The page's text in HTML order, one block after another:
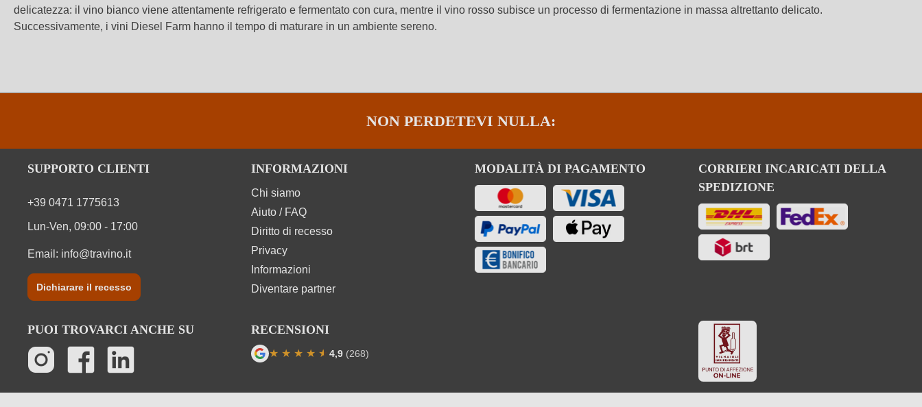
delicatezza: il vino bianco viene attentamente refrigerato e fermentato con cura, mentre il vino rosso subisce un processo di fermentazione in massa altrettanto delicato.
Successivamente, i vini Diesel Farm hanno il tempo di maturare in un ambiente sereno.
NON PERDETEVI NULLA:
SUPPORTO CLIENTI
+39 0471 1775613
Lun-Ven, 09:00 - 17:00
Email: info@travino.it
Dichiarare il recesso
INFORMAZIONI
Chi siamo
Aiuto / FAQ
Diritto di recesso
Privacy
Informazioni
Diventare partner
MODALITÀ DI PAGAMENTO
CORRIERI INCARICATI DELLA
SPEDIZIONE
PUOI TROVARCI ANCHE SU RECENSIONI
★ ★ ★ ★ ★
★ 4,9 (268)